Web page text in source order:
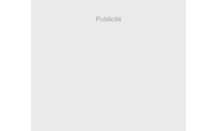
Publicité